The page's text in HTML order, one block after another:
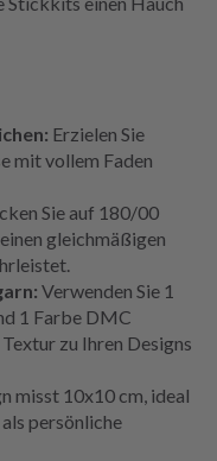
Erzielen Sie
mit vollem Faden
Sie auf 180/00
gleichmäßigen
Verwenden Sie 1
1 Farbe DMC
zu Ihren Designs
misst 10x10 cm, ideal
persönliche